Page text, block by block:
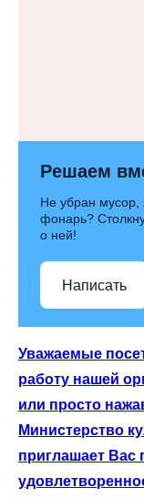
Решаем
Не убран мусор,
фонарь?
о ней!
Написать
Уважаемые
работу нашей
или просто
Министерство
приглашает Вас